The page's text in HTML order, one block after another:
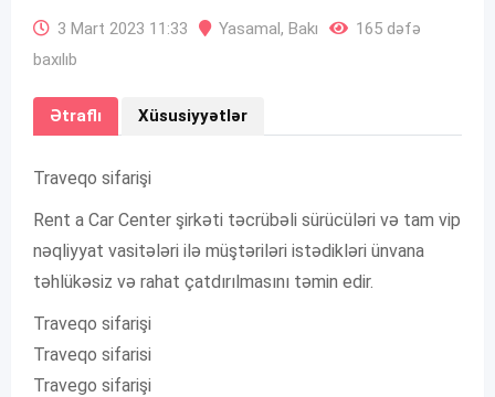
3 Mart 2023 11:33 Yasamal, Bakı
165 dəfə
baxılıb
Ətraflı Xüsusiyyətlər
Traveqo sifarişi
Rent a Car Center şirkəti təcrübəli sürücüləri və tam vip
nəqliyyat vasitələri ilə müştəriləri istədikləri ünvana
təhlükəsiz və rahat çatdırılmasını təmin edir.
Traveqo sifarişi
Traveqo sifarisi
Travego sifarişi